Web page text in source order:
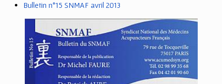
Bulletin n°15 SNMAF avril 2013